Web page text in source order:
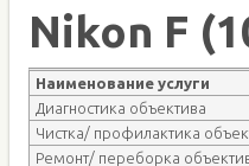
Nikon F
Наименование услуги
Диагностика объектива
Чистка/ профилактика
Ремонт/ переборка